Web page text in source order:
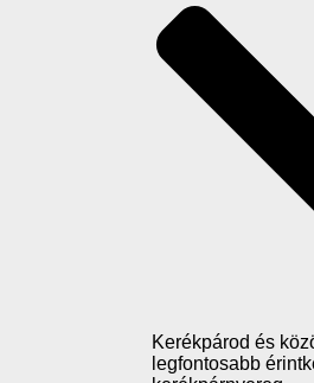
Kerékpárod és
legfontosabb